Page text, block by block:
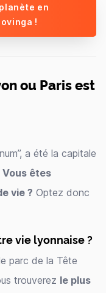
en
!
ou Paris est
a été la capitale
Vous êtes
vie ? Optez donc
vie lyonnaise ?
parc de la Tête
trouverez le plus